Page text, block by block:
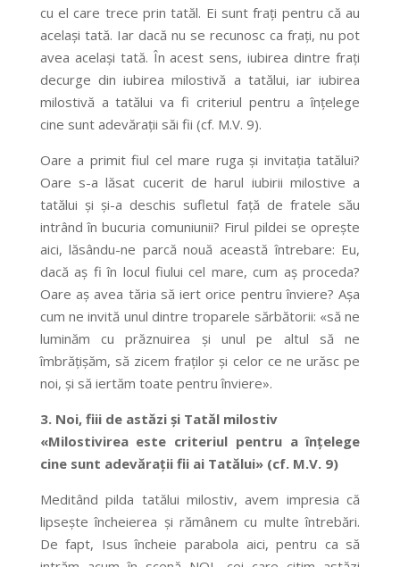
cu el care trece prin tatăl. Ei sunt frați pentru că au
același tată. Iar dacă nu se recunosc ca frați, nu pot
avea același tată. În acest sens, iubirea dintre frați
decurge din iubirea milostivă a tatălui, iar iubirea
milostivă a tatălui va fi criteriul pentru a înțelege
cine sunt adevărații săi fii (cf. M.V. 9).
Oare a primit fiul cel mare ruga și invitația tatălui?
Oare s-a lăsat cucerit de harul iubirii milostive a
tatălui și și-a deschis sufletul față de fratele său
intrând în bucuria comuniunii? Firul pildei se oprește
aici, lăsându-ne parcă nouă această întrebare: Eu,
dacă aș fi în locul fiului cel mare, cum aș proceda?
Oare aș avea tăria să iert orice pentru înviere? Așa
cum ne invită unul dintre troparele sărbătorii: «să ne
luminăm cu prăznuirea și unul pe altul să ne
îmbrățișăm, să zicem fraților și celor ce ne urăsc pe
noi, și să iertăm toate pentru înviere».
3. Noi, fiii de astăzi și Tatăl milostiv
«Milostivirea este criteriul pentru a înțelege
cine sunt adevărații fii ai Tatălui» (cf. M.V. 9)
Meditând pilda tatălui milostiv, avem impresia că
lipsește încheierea și rămânem cu multe întrebări.
De fapt, Isus încheie parabola aici, pentru ca să